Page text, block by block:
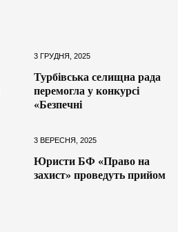
3 ГРУДНЯ, 2025
Турбівська селищна рада
перемогла у конкурсі
«Безпечні
3 ВЕРЕСНЯ, 2025
Юристи БФ «Право на
захист» проведуть прийом